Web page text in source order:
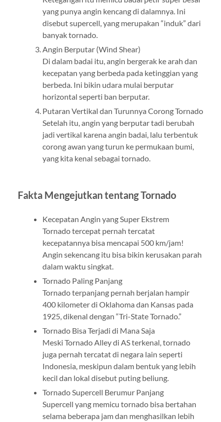
yang punya angin kencang di dalamnya. Ini
disebut supercell, yang merupakan “induk” dari
banyak tornado.
Angin Berputar (Wind Shear)
Di dalam badai itu, angin bergerak ke arah dan
kecepatan yang berbeda pada ketinggian yang
berbeda. Ini bikin udara mulai berputar
horizontal seperti ban berputar.
Putaran Vertikal dan Turunnya Corong Tornado
Setelah itu, angin yang berputar tadi berubah
jadi vertikal karena angin badai, lalu terbentuk
corong awan yang turun ke permukaan bumi,
yang kita kenal sebagai tornado.
Fakta Mengejutkan tentang Tornado
Kecepatan Angin yang Super Ekstrem
Tornado tercepat pernah tercatat
kecepatannya bisa mencapai 500 km/jam!
Angin sekencang itu bisa bikin kerusakan parah
dalam waktu singkat.
Tornado Paling Panjang
Tornado terpanjang pernah berjalan hampir
400 kilometer di Oklahoma dan Kansas pada
1925, dikenal dengan “Tri-State Tornado.”
Tornado Bisa Terjadi di Mana Saja
Meski Tornado Alley di AS terkenal, tornado
juga pernah tercatat di negara lain seperti
Indonesia, meskipun dalam bentuk yang lebih
kecil dan lokal disebut puting beliung.
Tornado Supercell Berumur Panjang
Supercell yang memicu tornado bisa bertahan
selama beberapa jam dan menghasilkan lebih